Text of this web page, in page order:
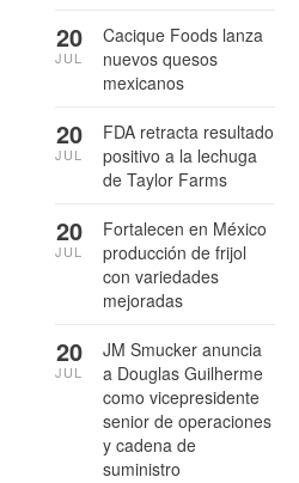
Cacique Foods lanza
nuevos quesos
mexicanos
20
JUL
FDA retracta resultado
positivo a la lechuga
de Taylor Farms
20
JUL
Fortalecen en México
producción de frijol
con variedades
mejoradas
20
JUL
JM Smucker anuncia
a Douglas Guilherme
como vicepresidente
senior de operaciones
y cadena de
suministro
20
JUL